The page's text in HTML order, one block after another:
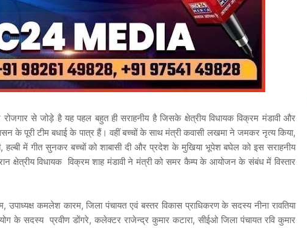
से जोड़े है यह पहल बहुत ही सराहनीय है जिसके क्षेत्रीय विधायक विक्रम मंडावी और
के पूरी टीम बधाई के पात्र हैं। वहीं बच्चों के साथ मंत्री कवासी लखमा ने जमकर नृत्य किया,
हल्बी में गीत सुनकर बच्चों को शाबासी दी और प्रदेश के मुखिया भूपेश बघेल को इस सराहनीय
क्षेत्रीय विधायक विक्रम शाह मंडावी ने मंत्री को समर कैम्प के आयोजन के संबंध में विस्तार
कमलेश कारम, जिला पंचायत एवं बस्तर विकास प्राधिकरण के सदस्य नीना रावतिया
के सदस्य प्रवीण डोंगरे, कलेक्टर राजेन्द्र कुमार कटारा, सीईओ जिला पंचायत रवि कुमार